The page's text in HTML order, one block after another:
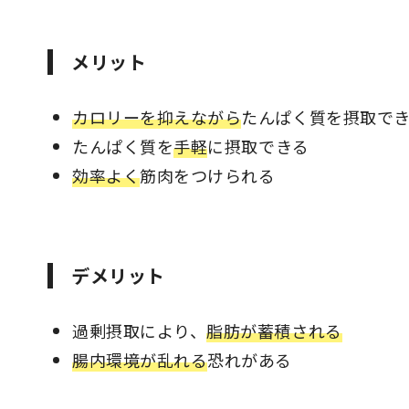
メリット
カロリーを抑えながらたんぱく質を摂取で
たんぱく質を手軽に摂取できる
効率よく筋肉をつけられる
デメリット
過剰摂取により、脂肪が蓄積される
腸内環境が乱れる恐れがある